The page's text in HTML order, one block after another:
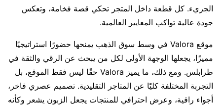
الجريء. كل قطعة داخل المتجر تحكي قصة فخامة، وتعكس
جودة عالية تواكب المعايير العالمية.
موقع Valora في وسط سوق الذهب يمنحها حضورًا استراتيجيًا
مميزًا، يجعلها الوجهة الأولى لكل من يبحث عن الرقي والثقة في
طرابلس. ومع ذلك، ما يميز Valora حقًا ليس فقط الموقع، بل
التجربة المختلفة كليًا عن المتاجر التقليدية. تصميم عصري فاخر،
أجواء راقية، وعرض احترافي للمنتجات يجعل الزبون يشعر وكأنه